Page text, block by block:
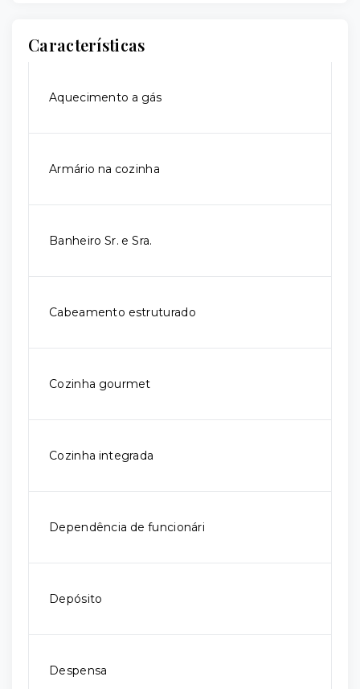
Características
Aquecimento a gás
Armário na cozinha
Banheiro Sr. e Sra.
Cabeamento estruturado
Cozinha gourmet
Cozinha integrada
Dependência de funcionári
Depósito
Despensa